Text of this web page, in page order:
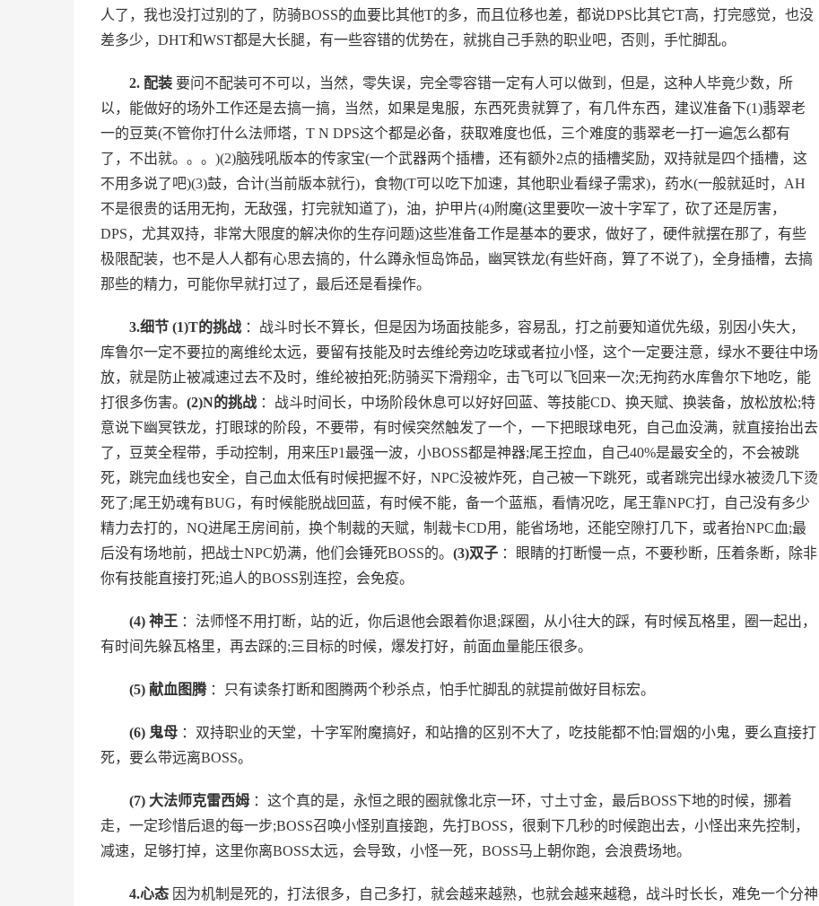
人了，我也没打过别的了，防骑BOSS的血要比其他T的多，而且位移也差，都说DPS比其它T高，打完感觉，也没
差多少，DHT和WST都是大长腿，有一些容错的优势在，就挑自己手熟的职业吧，否则，手忙脚乱。
2. 配装要问不配装可不可以，当然，零失误，完全零容错一定有人可以做到，但是，这种人毕竟少数，所
以，能做好的场外工作还是去搞一搞，当然，如果是鬼服，东西死贵就算了，有几件东西，建议准备下(1)翡翠老
一的豆荚(不管你打什么法师塔，T N DPS这个都是必备，获取难度也低，三个难度的翡翠老一打一遍怎么都有
了，不出就。。。)(2)脑残吼版本的传家宝(一个武器两个插槽，还有额外2点的插槽奖励，双持就是四个插槽，这
不用多说了吧)(3)鼓，合计(当前版本就行)，食物(T可以吃下加速，其他职业看绿子需求)，药水(一般就延时，AH
不是很贵的话用无拘，无敌强，打完就知道了)，油，护甲片(4)附魔(这里要吹一波十字军了，砍了还是厉害，
DPS，尤其双持，非常大限度的解决你的生存问题)这些准备工作是基本的要求，做好了，硬件就摆在那了，有些
极限配装，也不是人人都有心思去搞的，什么蹲永恒岛饰品，幽冥铁龙(有些奸商，算了不说了)，全身插槽，去搞
那些的精力，可能你早就打过了，最后还是看操作。
3.细节 (1)T的挑战：战斗时长不算长，但是因为场面技能多，容易乱，打之前要知道优先级，别因小失大，
库鲁尔一定不要拉的离维纶太远，要留有技能及时去维纶旁边吃球或者拉小怪，这个一定要注意，绿水不要往中场
放，就是防止被减速过去不及时，维纶被拍死;防骑买下滑翔伞，击飞可以飞回来一次;无拘药水库鲁尔下地吃，能
打很多伤害。 (2)N的挑战：战斗时间长，中场阶段休息可以好好回蓝、等技能CD、换天赋、换装备，放松放松;特
意说下幽冥铁龙，打眼球的阶段，不要带，有时候突然触发了一个，一下把眼球电死，自己血没满，就直接抬出去
了，豆荚全程带，手动控制，用来压P1最强一波，小BOSS都是神器;尾王控血，自己40%是最安全的，不会被跳
死，跳完血线也安全，自己血太低有时候把握不好，NPC没被炸死，自己被一下跳死，或者跳完出绿水被烫几下烫
死了;尾王奶魂有BUG，有时候能脱战回蓝，有时候不能，备一个蓝瓶，看情况吃，尾王靠NPC打，自己没有多少
精力去打的，NQ进尾王房间前，换个制裁的天赋，制裁卡CD用，能省场地，还能空隙打几下，或者抬NPC血;最
后没有场地前，把战士NPC奶满，他们会锤死BOSS的。 (3)双子 ：眼睛的打断慢一点，不要秒断，压着条断，除非
你有技能直接打死;追人的BOSS别连控，会免疫。
(4) 神王 ：法师怪不用打断，站的近，你后退他会跟着你退;踩圈，从小往大的踩，有时候瓦格里，圈一起出，
有时间先躲瓦格里，再去踩的;三目标的时候，爆发打好，前面血量能压很多。
(5) 献血图腾：只有读条打断和图腾两个秒杀点，怕手忙脚乱的就提前做好目标宏。
(6) 鬼母：双持职业的天堂，十字军附魔搞好，和站撸的区别不大了，吃技能都不怕;冒烟的小鬼，要么直接打
死，要么带远离BOSS。
(7) 大法师克雷西姆：这个真的是，永恒之眼的圈就像北京一环，寸土寸金，最后BOSS下地的时候，挪着
走，一定珍惜后退的每一步;BOSS召唤小怪别直接跑，先打BOSS，很剩下几秒的时候跑出去，小怪出来先控制，
减速，足够打掉，这里你离BOSS太远，会导致，小怪一死，BOSS马上朝你跑，会浪费场地。
4.心态因为机制是死的，打法很多，自己多打，就会越来越熟，也就会越来越稳，战斗时长长，难免一个分神